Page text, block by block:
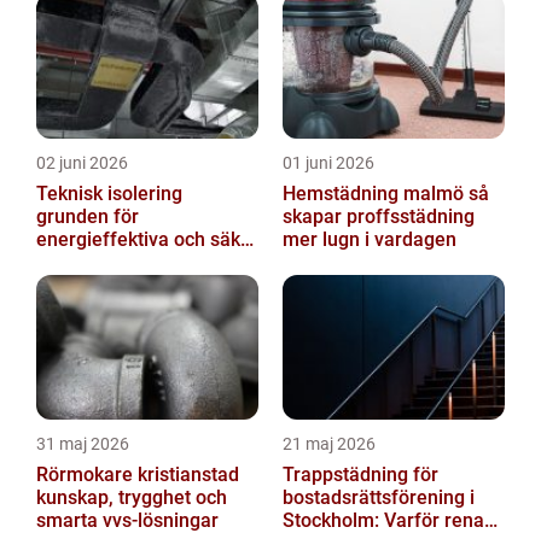
02 juni 2026
Teknisk isolering
grunden för
energieffektiva och säkra
01 juni 2026
Hemstädning malmö så
skapar proffsstädning
mer lugn i vardagen
31 maj 2026
Rörmokare kristianstad
kunskap, trygghet och
smarta vvs-lösningar
21 maj 2026
Trappstädning för
bostadsrättsförening i
Stockholm: Varför rena